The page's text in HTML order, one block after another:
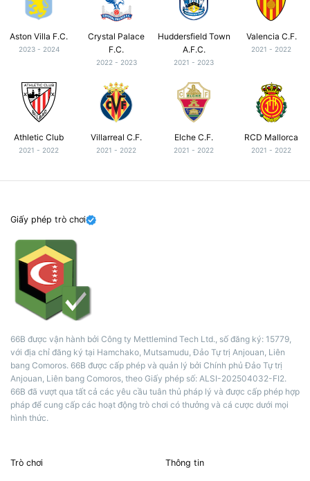
Aston Villa F.C.
2023 - 2024
Crystal Palace
F.C.
2022 - 2023
Huddersfield Town
A.F.C.
2021 - 2023
Valencia C.F.
2021 - 2022
Athletic Club
2021 - 2022
Villarreal C.F.
2021 - 2022
Elche C.F.
2021 - 2022
RCD Mallorca
2021 - 2022
Giấy phép trò chơi
66B được vận hành bởi Công ty Mettlemind Tech Ltd., số đăng ký: 15779,
với địa chỉ đăng ký tại Hamchako, Mutsamudu, Đảo Tự trị Anjouan, Liên
bang Comoros. 66B được cấp phép và quản lý bởi Chính phủ Đảo Tự trị
Anjouan, Liên bang Comoros, theo Giấy phép số: ALSI-202504032-FI2.
66B đã vượt qua tất cả các yêu cầu tuân thủ pháp lý và được cấp phép hợp
pháp để cung cấp các hoạt động trò chơi có thưởng và cá cược dưới mọi
hình thức.
Trò chơi Thông tin